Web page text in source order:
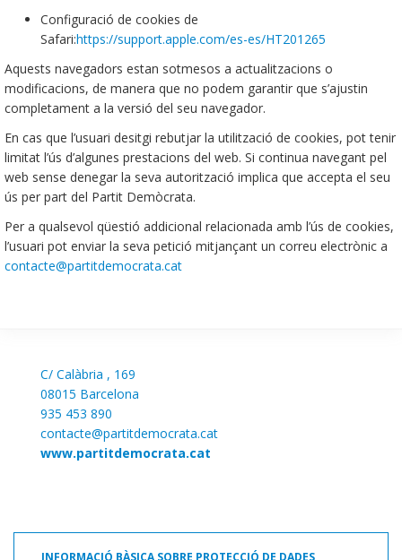
Configuració de cookies de
Safari:https://support.apple.com/es-es/HT201265
Aquests navegadors estan sotmesos a actualitzacions o
modificacions, de manera que no podem garantir que s’ajustin
completament a la versió del seu navegador.
En cas que l’usuari desitgi rebutjar la utilització de cookies, pot tenir
limitat l’ús d’algunes prestacions del web. Si continua navegant pel
web sense denegar la seva autorització implica que accepta el seu
ús per part del Partit Demòcrata.
Per a qualsevol qüestió addicional relacionada amb l’ús de cookies,
l’usuari pot enviar la seva petició mitjançant un correu electrònic a
contacte@partitdemocrata.cat
C/ Calàbria , 169
08015 Barcelona
935 453 890
contacte@partitdemocrata.cat
www.partitdemocrata.cat